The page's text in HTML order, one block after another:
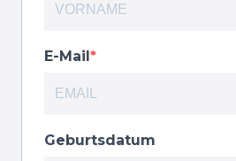
E-Mail
Geburtsdatum